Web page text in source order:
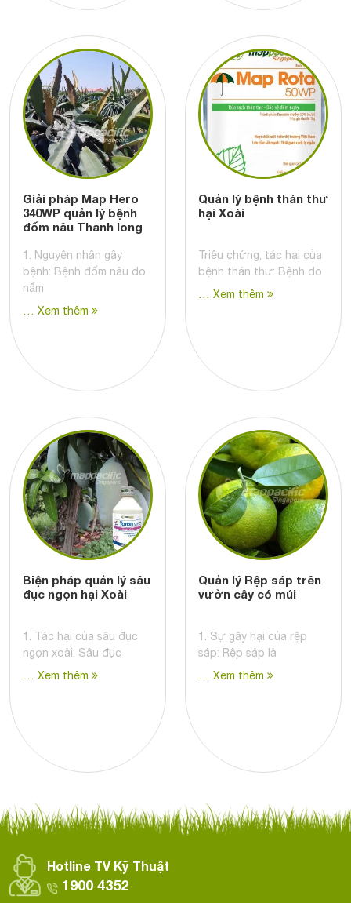
Giải pháp Map Hero
340WP quản lý bệnh
đốm nâu Thanh long
1. Nguyên nhân gây
bệnh: Bệnh đốm nâu do
nấm
… Xem thêm
Quản lý bệnh thán thư
hại Xoài
Triệu chứng, tác hại của
bệnh thán thư: Bệnh do
… Xem thêm
Biện pháp quản lý sâu
đục ngọn hại Xoài
1. Tác hại của sâu đục
ngọn xoài: Sâu đục
… Xem thêm
Quản lý Rệp sáp trên
vườn cây có múi
1. Sự gây hại của rệp
sáp: Rệp sáp là
… Xem thêm
Hotline TV Kỹ Thuật
1900 4352